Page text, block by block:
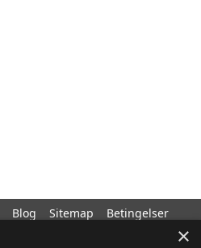
Blog Sitemap Betingelser
×